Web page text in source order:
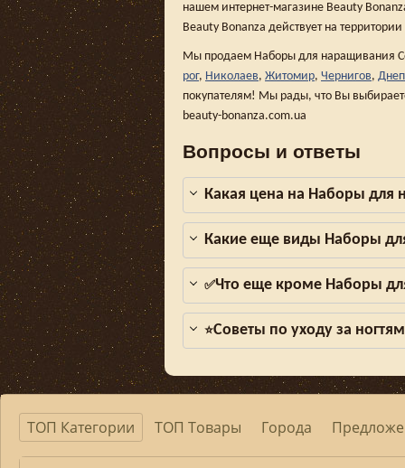
нашем интернет-магазине Beauty
Beauty Bonanza действует на
Мы продаем Наборы для наращивания
рог, Николаев, Житомир, Чернигов,
покупателям! Мы рады, что Вы
beauty-bonanza.com.ua
Вопросы и ответы
Какая цена на Наборы для
Какие еще виды Наборы
✅Что еще кроме Наборы
⭐Советы по уходу за
ТОП Категории ТОП Товары Города